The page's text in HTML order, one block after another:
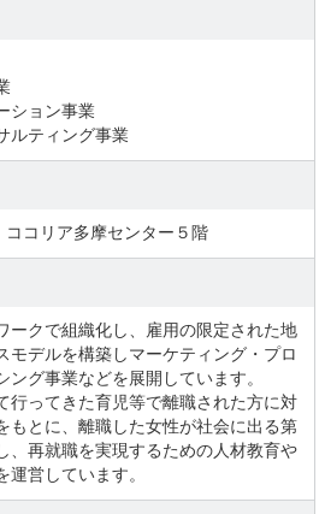
ション事業
ルティング事業
コリア多摩センター５階
ークで組織化し、雇用の限定された地
モデルを構築しマーケティング・プロ
ング事業などを展開しています。
行ってきた育児等で離職された方に対
もとに、離職した女性が社会に出る第
、再就職を実現するための人材教育や
営しています。